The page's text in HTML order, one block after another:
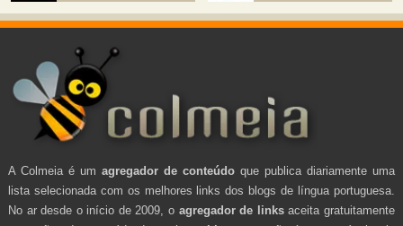
A Colmeia é um agregador de conteúdo que publica diariamente uma
lista selecionada com os melhores links dos blogs de língua portuguesa.
No ar desde o início de 2009, o agregador de linksaceita gratuitamente